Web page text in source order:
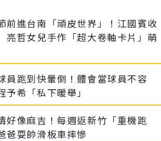
前進台南「頑皮世界」！江國賓收
哲女兒手作「超大卷軸卡片」萌
員跑到快暈倒！體會當球員不容
希「私下暖舉」
好像麻吉！每週返新竹「重機跑
耍帥滑板車摔慘